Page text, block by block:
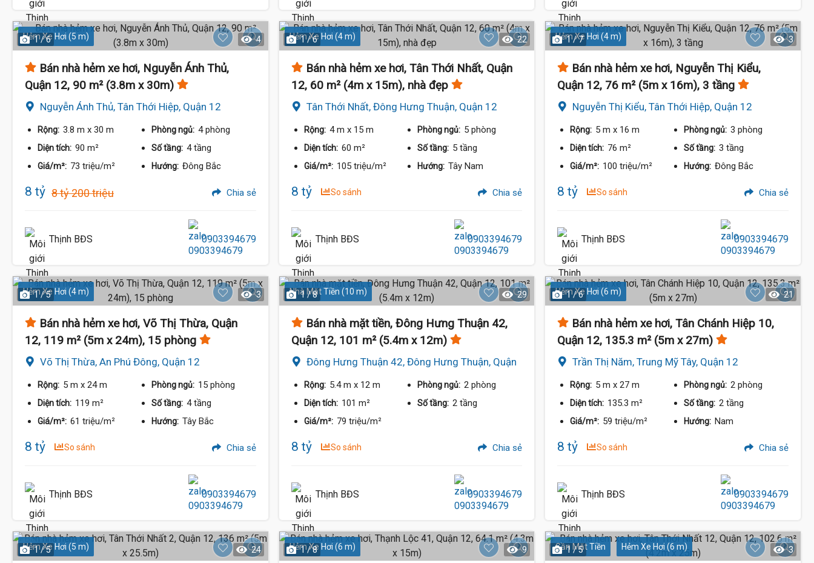
Hẻm Xe Hơi (5 m)
1 / 6 4
Bán nhà hẻm xe hơi, Nguyễn Ánh Thủ,
Quận 12, 90 m² (3.8m x 30m)
Nguyễn Ánh Thủ, Tân Thới Hiệp, Quận 12
Rộng: 3.8 m x 30 m Phòng ngủ: 4 phòng
Diện tích: 90 m² Số tầng: 4 tầng
Giá/m²: 73 triệu/m² Hướng: Đông Bắc
8 tỷ 8 tỷ 200 triệu Chia sẻ
Thịnh BĐS 0903394679
Hẻm Xe Hơi (4 m)
1 / 6 22
Bán nhà hẻm xe hơi, Tân Thới Nhất, Quận
12, 60 m² (4m x 15m), nhà đẹp
Tân Thới Nhất, Đông Hưng Thuận, Quận 12
Rộng: 4 m x 15 m Phòng ngủ: 5 phòng
Diện tích: 60 m² Số tầng: 5 tầng
Giá/m²: 105 triệu/m² Hướng: Tây Nam
8 tỷ So sánh Chia sẻ
Thịnh BĐS 0903394679
Hẻm Xe Hơi (4 m)
1 / 7 3
Bán nhà hẻm xe hơi, Nguyễn Thị Kiểu,
Quận 12, 76 m² (5m x 16m), 3 tầng
Nguyễn Thị Kiểu, Tân Thới Hiệp, Quận 12
Rộng: 5 m x 16 m Phòng ngủ: 3 phòng
Diện tích: 76 m² Số tầng: 3 tầng
Giá/m²: 100 triệu/m² Hướng: Đông Bắc
8 tỷ So sánh Chia sẻ
Thịnh BĐS 0903394679
Hẻm Xe Hơi (4 m)
1 / 5 3
Bán nhà hẻm xe hơi, Võ Thị Thừa, Quận
12, 119 m² (5m x 24m), 15 phòng
Võ Thị Thừa, An Phú Đông, Quận 12
Rộng: 5 m x 24 m Phòng ngủ: 15 phòng
Diện tích: 119 m² Số tầng: 4 tầng
Giá/m²: 61 triệu/m² Hướng: Tây Bắc
8 tỷ So sánh Chia sẻ
Thịnh BĐS 0903394679
Nhà Mặt Tiền (10 m)
1 / 8 29
Bán nhà mặt tiền, Đông Hưng Thuận 42,
Quận 12, 101 m² (5.4m x 12m)
Đông Hưng Thuận 42, Đông Hưng Thuận, Quận
Rộng: 5.4 m x 12 m Phòng ngủ: 2 phòng
Diện tích: 101 m² Số tầng: 2 tầng
Giá/m²: 79 triệu/m²
8 tỷ So sánh Chia sẻ
Thịnh BĐS 0903394679
Hẻm Xe Hơi (6 m)
1 / 6 21
Bán nhà hẻm xe hơi, Tân Chánh Hiệp 10,
Quận 12, 135.3 m² (5m x 27m)
Trần Thị Năm, Trung Mỹ Tây, Quận 12
Rộng: 5 m x 27 m Phòng ngủ: 2 phòng
Diện tích: 135.3 m² Số tầng: 2 tầng
Giá/m²: 59 triệu/m² Hướng: Nam
8 tỷ So sánh Chia sẻ
Thịnh BĐS 0903394679
Hẻm Xe Hơi (5 m)
1 / 5 24 Hẻm Xe Hơi (6 m)
1 / 8 9 Gần Mặt Tiền Hẻm Xe Hơi (6 m)
1 / 5 3